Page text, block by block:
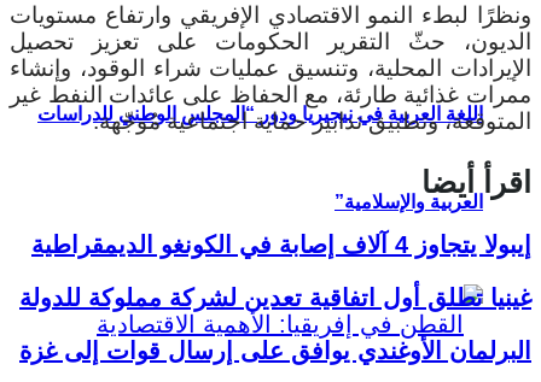
اللغة العربية في نيجيريا ودور “المجلس الوطني للدراسات
العربية والإسلامية”
ونظرًا لبطء النمو الاقتصادي الإفريقي وارتفاع مستويات
الديون، حثّ التقرير الحكومات على تعزيز تحصيل
الإيرادات المحلية، وتنسيق عمليات شراء الوقود، وإنشاء
ممرات غذائية طارئة، مع الحفاظ على عائدات النفط غير
المتوقعة، وتطبيق تدابير حماية اجتماعية مُوجّهة.
اقرأ أيضا
إيبولا يتجاوز 4 آلاف إصابة في الكونغو الديمقراطية
غينيا تطلق أول اتفاقية تعدين لشركة مملوكة للدولة
البرلمان الأوغندي يوافق على إرسال قوات إلى غزة